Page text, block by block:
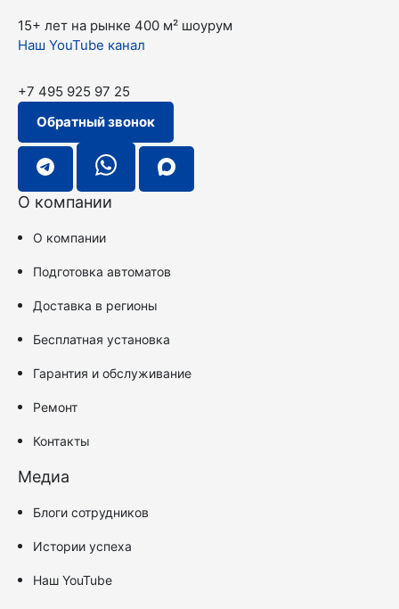
15+ лет на рынке 400 м² шоурум
Наш YouTube канал
+7 495 925 97 25
Обратный звонок
О компании
О компании
Подготовка автоматов
Доставка в регионы
Бесплатная установка
Гарантия и обслуживание
Ремонт
Контакты
Медиа
Блоги сотрудников
Истории успеха
Наш YouTube